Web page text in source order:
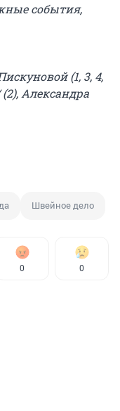
события,
(1, 3, 4,
Александра
Швейное дело
0 0